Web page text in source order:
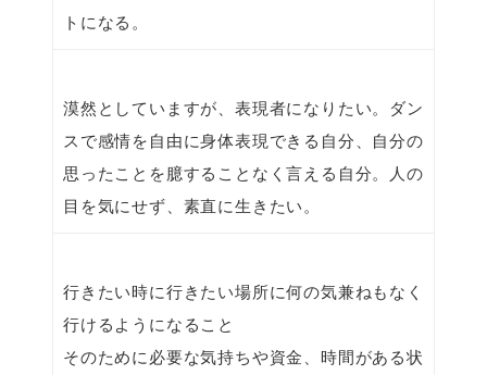
トになる。
漠然としていますが、表現者になりたい。ダン
スで感情を自由に身体表現できる自分、自分の
思ったことを臆することなく言える自分。人の
目を気にせず、素直に生きたい。
行きたい時に行きたい場所に何の気兼ねもなく
行けるようになること
そのために必要な気持ちや資金、時間がある状